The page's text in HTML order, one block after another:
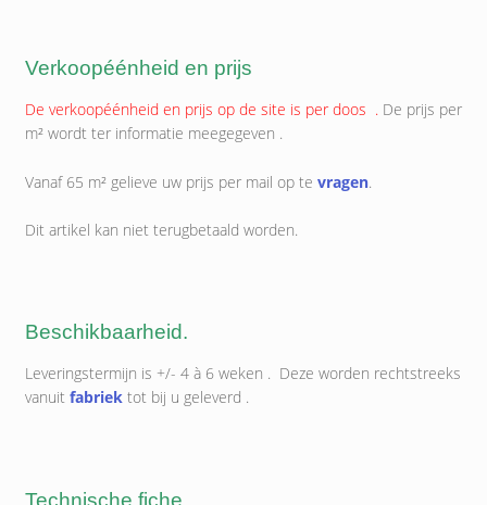
Verkoopéénheid en prijs
De verkoopéénheid en prijs op de site is per doos .De prijs per
m² wordt ter informatie meegegeven .
Vanaf 65 m² gelieve uw prijs per mail op te vragen.
Dit artikel kan niet terugbetaald worden.
Beschikbaarheid.
Leveringstermijn is +/- 4 à 6 weken . Deze worden rechtstreeks
vanuit fabriektot bij u geleverd .
Technische fiche.